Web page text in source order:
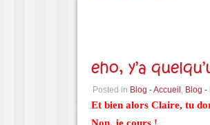
eho, y’a
Posted in Blog - Accueil , Blog -
Et bien alors Claire, tu